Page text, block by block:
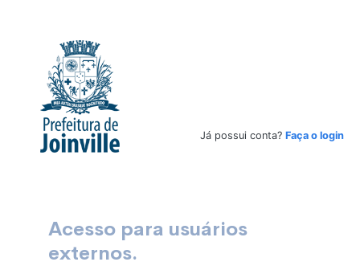
Já possui conta? Faça o login
Acesso para usuários
externos.